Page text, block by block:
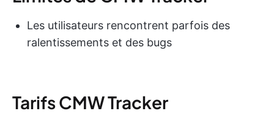
Les utilisateurs rencontrent parfois des
ralentissements et des bugs
Tarifs CMW Tracker